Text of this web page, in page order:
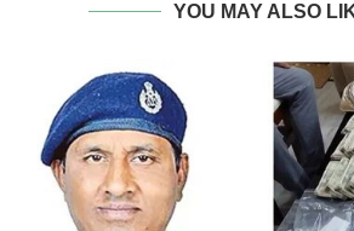
YOU MAY ALSO